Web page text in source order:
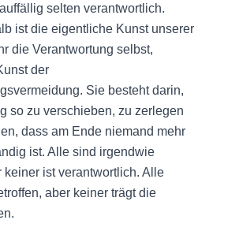
selten verantwortlich.
ist die eigentliche Kunst unserer
die Verantwortung selbst,
der
Sie besteht darin,
so zu verschieben, zu zerlegen
dass am Ende niemand mehr
ist. Alle sind irgendwie
keiner ist verantwortlich. Alle
aber keiner trägt die